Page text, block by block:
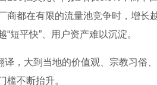
商都在有限的流量池竞争时，增长
短平快”、用户资产难以沉淀。
，大到当地的价值观、宗教习俗
不断抬升。